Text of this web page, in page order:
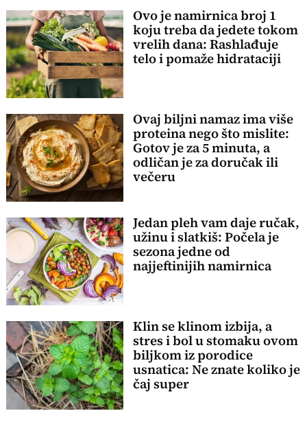
Ovo je namirnica broj 1
koju treba da jedete tokom
vrelih dana: Rashlađuje
telo i pomaže hidrataciji
Ovaj biljni namaz ima više
proteina nego što mislite:
Gotov je za 5 minuta, a
odličan je za doručak ili
večeru
Jedan pleh vam daje ručak,
užinu i slatkiš: Počela je
sezona jedne od
najjeftinijih namirnica
Klin se klinom izbija, a
stres i bol u stomaku ovom
biljkom iz porodice
usnatica: Ne znate koliko je
čaj super